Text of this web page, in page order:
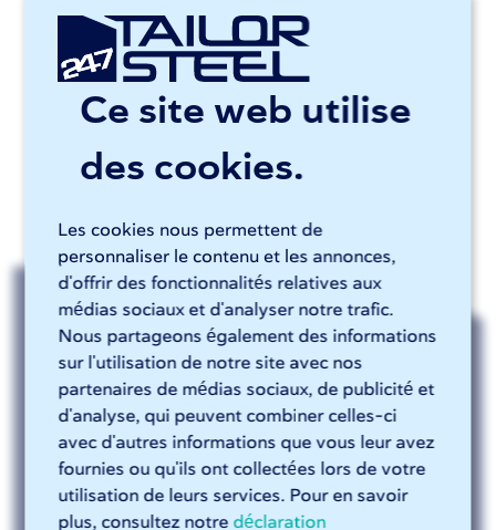
Ce site web utilise
des cookies.
Les cookies nous permettent de
personnaliser le contenu et les annonces,
d'offrir des fonctionnalités relatives aux
médias sociaux et d'analyser notre trafic.
Nous partageons également des informations
sur l'utilisation de notre site avec nos
partenaires de médias sociaux, de publicité et
d'analyse, qui peuvent combiner celles-ci
avec d'autres informations que vous leur avez
fournies ou qu'ils ont collectées lors de votre
utilisation de leurs services. Pour en savoir
plus, consultez notre déclaration
Métallurgie
Découpe laser
Finition des contours